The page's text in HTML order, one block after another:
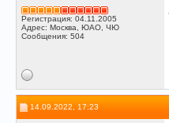
Регистрация: 04.11.2005
Адрес: Москва, ЮАО, ЧЮ
Сообщения: 504
14.09.2022, 17:23